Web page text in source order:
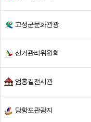
고성군문화관광
선거관리위원회
엄홍길전시관
당항포관광지